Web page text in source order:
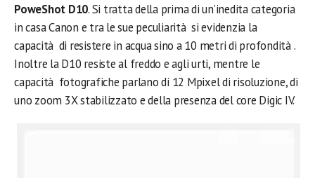
PoweShot D10. Si tratta della prima di un’inedita categoria
in casa Canon e tra le sue peculiarità si evidenzia la
capacità di resistere in acqua sino a 10 metri di profondità .
Inoltre la D10 resiste al freddo e agli urti, mentre le
capacità fotografiche parlano di 12 Mpixel di risoluzione, di
uno zoom 3X stabilizzato e della presenza del core Digic IV.